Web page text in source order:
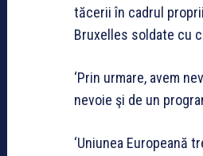
tăcerii în cadrul
Bruxelles soldate cu
‘Prin urmare, avem
nevoie şi de un
‘Uniunea Europeană